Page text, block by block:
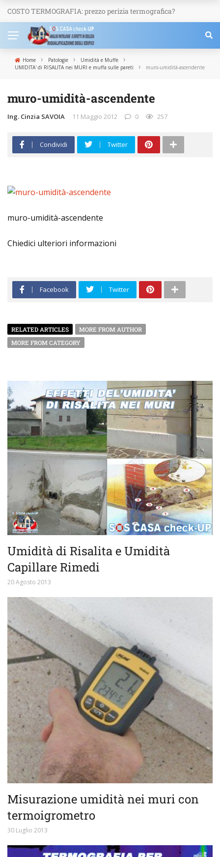
NEWS
COSTO TERMOGRAFIA: prezzo perizia termografica?
Home › Patologie › Umidità e Muffe ›
UMIDITA' di RISALITA nei MURI e muffa sulle pareti › muro-umidità-ascendente
muro-umidità-ascendente
Ing. Cinzia SAVOIA 11 Maggio 2012 0 257
Condividi Twitter
muro-umidità-ascendente
Chiedici ulteriori informazioni
Facebook Twitter
RELATED ARTICLES
MORE FROM AUTHOR
MORE FROM CATEGORY
Umidità di Risalita e Umidità
Capillare Rimedi
20 Agosto 2013
Misurazione umidità nei muri con
termoigrometro
30 Luglio 2013